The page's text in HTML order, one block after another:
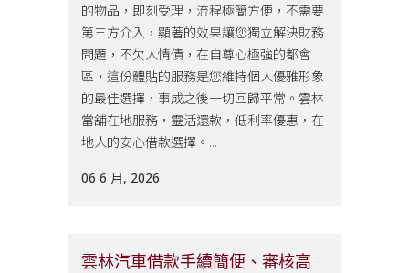
的物品，即刻受理，流程極簡方便，不需要
第三方介入，顯著的效果讓您獨立解決財務
問題，不欠人情債，在自尊心極強的都會
區，這份體貼的服務是您維持個人優雅形象
的最佳選擇，事成之後一切回歸平常。雲林
當舖在地服務，靈活還款，低利率優惠，在
地人的安心借款選擇。...
06 6 月, 2026
雲林汽車借款手續簡便、審核高